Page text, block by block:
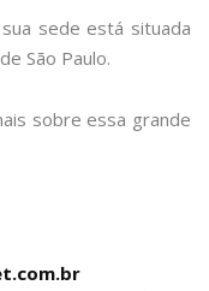
sede está situada
São Paulo.
sobre essa grande